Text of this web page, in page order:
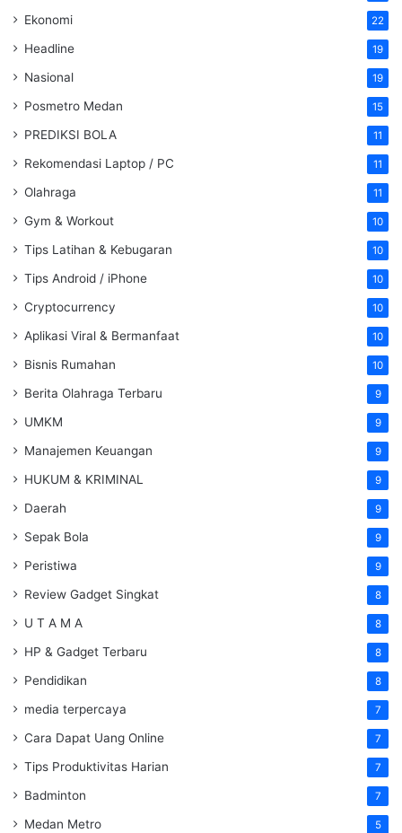
Ekonomi 22
Headline 19
Nasional 19
Posmetro Medan 15
PREDIKSI BOLA 11
Rekomendasi Laptop / PC 11
Olahraga 11
Gym & Workout 10
Tips Latihan & Kebugaran 10
Tips Android / iPhone 10
Cryptocurrency 10
Aplikasi Viral & Bermanfaat 10
Bisnis Rumahan 10
Berita Olahraga Terbaru 9
UMKM 9
Manajemen Keuangan 9
HUKUM & KRIMINAL 9
Daerah 9
Sepak Bola 9
Peristiwa 9
Review Gadget Singkat 8
U T A M A 8
HP & Gadget Terbaru 8
Pendidikan 8
media terpercaya 7
Cara Dapat Uang Online 7
Tips Produktivitas Harian 7
Badminton 7
Medan Metro 5